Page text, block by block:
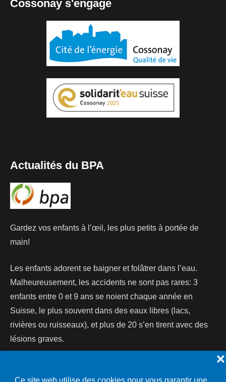
❌
Cossonay s'engage
Actualités du BPA
Gardez vos enfants à l’œil, les plus petits à portée de
main!
Les enfants adorent se baigner et folâtrer dans l’eau.
Malheureusement, les accidents ne sont pas rares: 3
enfants entre 0 et 9 ans se noient chaque année en
Suisse, le plus souvent dans des eaux libres (lacs,
rivières ou ruisseaux), et plus de 20 s’en tirent avec des
lésions graves.